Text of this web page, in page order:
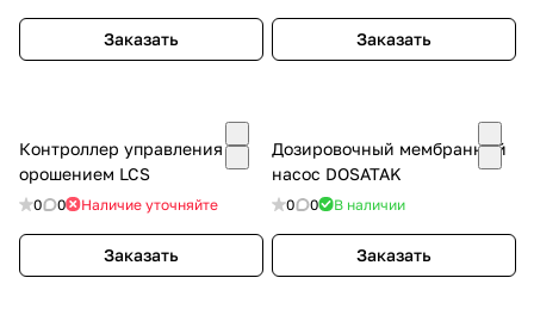
Заказать Заказать
Контроллер управления
орошением LCS
0 0 Наличие уточняйте
Заказать
Дозировочный мембранный
насос DOSATAK
0 0 В наличии
Заказать